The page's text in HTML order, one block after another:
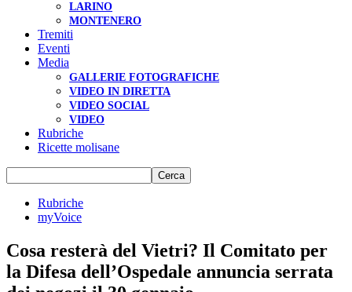
LARINO
MONTENERO
Tremiti
Eventi
Media
GALLERIE FOTOGRAFICHE
VIDEO IN DIRETTA
VIDEO SOCIAL
VIDEO
Rubriche
Ricette molisane
Rubriche
myVoice
Cosa resterà del Vietri? Il Comitato per
la Difesa dell’Ospedale annuncia serrata